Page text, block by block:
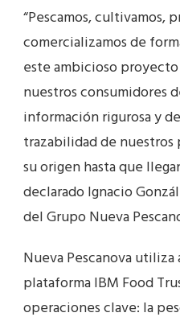
“Pescamos, cultivamos,
comercializamos de
este ambicioso
nuestros consumidores
información rigurosa y
trazabilidad de nuestros
su origen hasta que
declarado Ignacio
del Grupo Nueva
Nueva Pescanova
plataforma IBM Food
operaciones clave: la